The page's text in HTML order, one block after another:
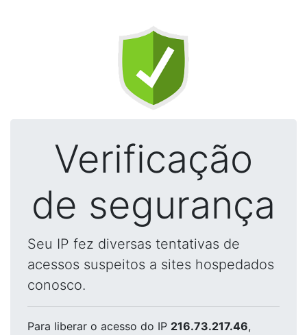
Verificação
de segurança
Seu IP fez diversas tentativas de
acessos suspeitos a sites hospedados
conosco.
Para liberar o acesso do IP 216.73.217.46,